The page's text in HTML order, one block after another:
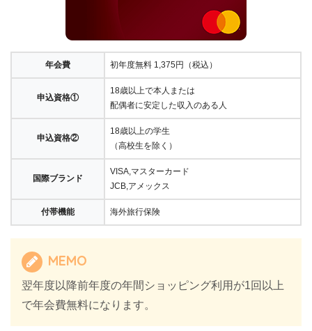
年会費 初年度無料 1,375円（税込）
申込資格①
18歳以上で本人または
配偶者に安定した収入のある人
申込資格②
18歳以上の学生
（高校生を除く）
国際ブランド
VISA,マスターカード
JCB,アメックス
付帯機能 海外旅行保険
MEMO
翌年度以降前年度の年間ショッピング利用が1回以上
で年会費無料になります。